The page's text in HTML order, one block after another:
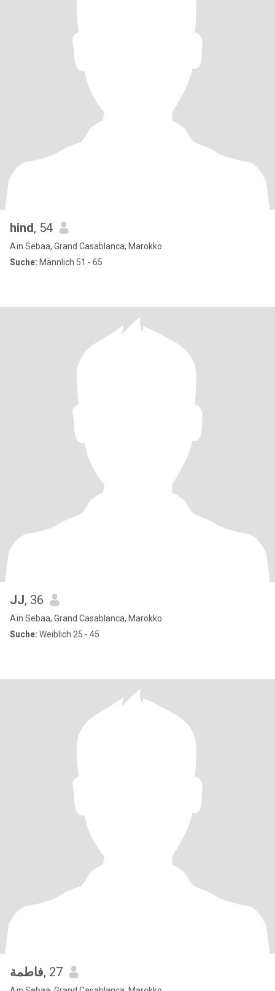
hind, 54
Aïn Sebaa, Grand Casablanca, Marokko
Suche: Männlich 51 - 65
JJ, 36
Aïn Sebaa, Grand Casablanca, Marokko
Suche: Weiblich 25 - 45
فاطمة, 27